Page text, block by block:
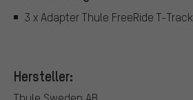
3 x Adapter Thule FreeRide T-Track
Hersteller: